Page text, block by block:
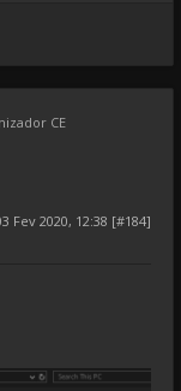
CE
Fev 2020, 12:38 [#184]